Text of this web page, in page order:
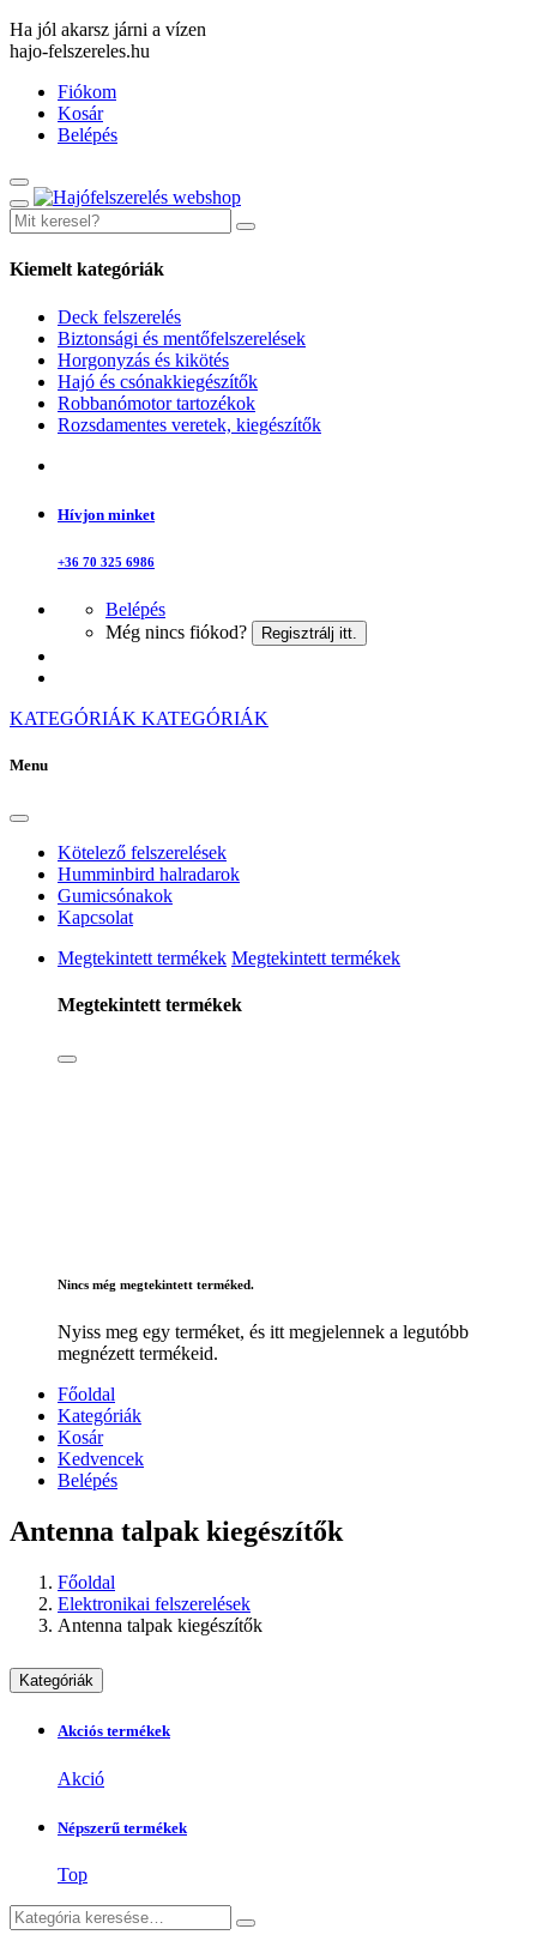
Ha jól akarsz járni a vízen
hajo-felszereles.hu
Fiókom
Kosár
Belépés
Kiemelt kategóriák
Deck felszerelés
Biztonsági és mentőfelszerelések
Horgonyzás és kikötés
Hajó és csónakkiegészítők
Robbanómotor tartozékok
Rozsdamentes veretek, kiegészítők
Hívjon minket
+36 70 325 6986
Belépés
Még nincs fiókod?
Regisztrálj itt.
KATEGÓRIÁK KATEGÓRIÁK
Menu
Kötelező felszerelések
Humminbird halradarok
Gumicsónakok
Kapcsolat
Megtekintett termékek Megtekintett termékek
Megtekintett termékek
Nincs még megtekintett terméked.
Nyiss meg egy terméket, és itt megjelennek a legutóbb
megnézett termékeid.
Főoldal
Kategóriák
Kosár
Kedvencek
Belépés
Antenna talpak kiegészítők
Főoldal
Elektronikai felszerelések
Antenna talpak kiegészítők
Kategóriák
Akciós termékek
Akció
Népszerű termékek
Top